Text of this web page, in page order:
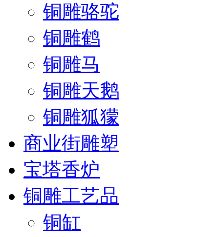
铜雕骆驼
铜雕鹤
铜雕马
铜雕天鹅
铜雕狐獴
商业街雕塑
宝塔香炉
铜雕工艺品
铜缸